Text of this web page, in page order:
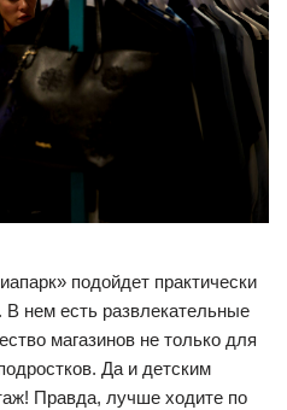
подойдет практически
В нем есть развлекательные
магазинов не только для
Да и детским
Правда, лучше ходите по